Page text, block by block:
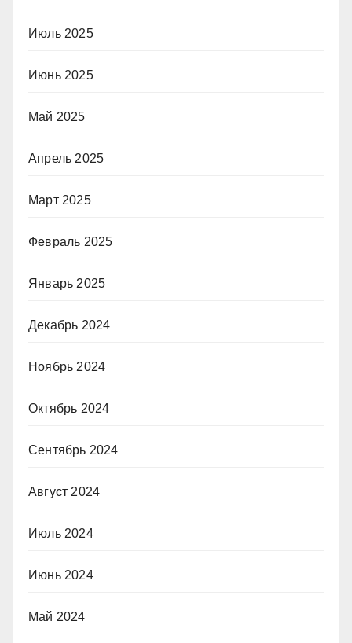
Июль 2025
Июнь 2025
Май 2025
Апрель 2025
Март 2025
Февраль 2025
Январь 2025
Декабрь 2024
Ноябрь 2024
Октябрь 2024
Сентябрь 2024
Август 2024
Июль 2024
Июнь 2024
Май 2024